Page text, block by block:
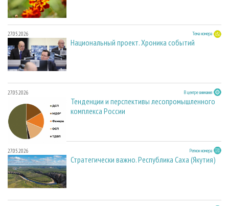
27.05.2026 Тема номера
Национальный проект. Хроника событий
27.05.2026 В центре внимания
Тенденции и перспективы лесопромышленного
комплекса России
27.05.2026 Регион номера
Стратегически важно. Республика Саха (Якутия)